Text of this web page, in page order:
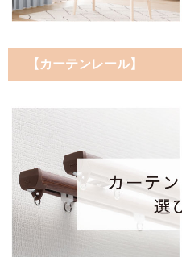
【カーテンレール】